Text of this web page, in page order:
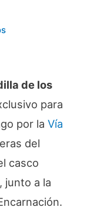
de los
para
por la Vía
del
casco
junto a la